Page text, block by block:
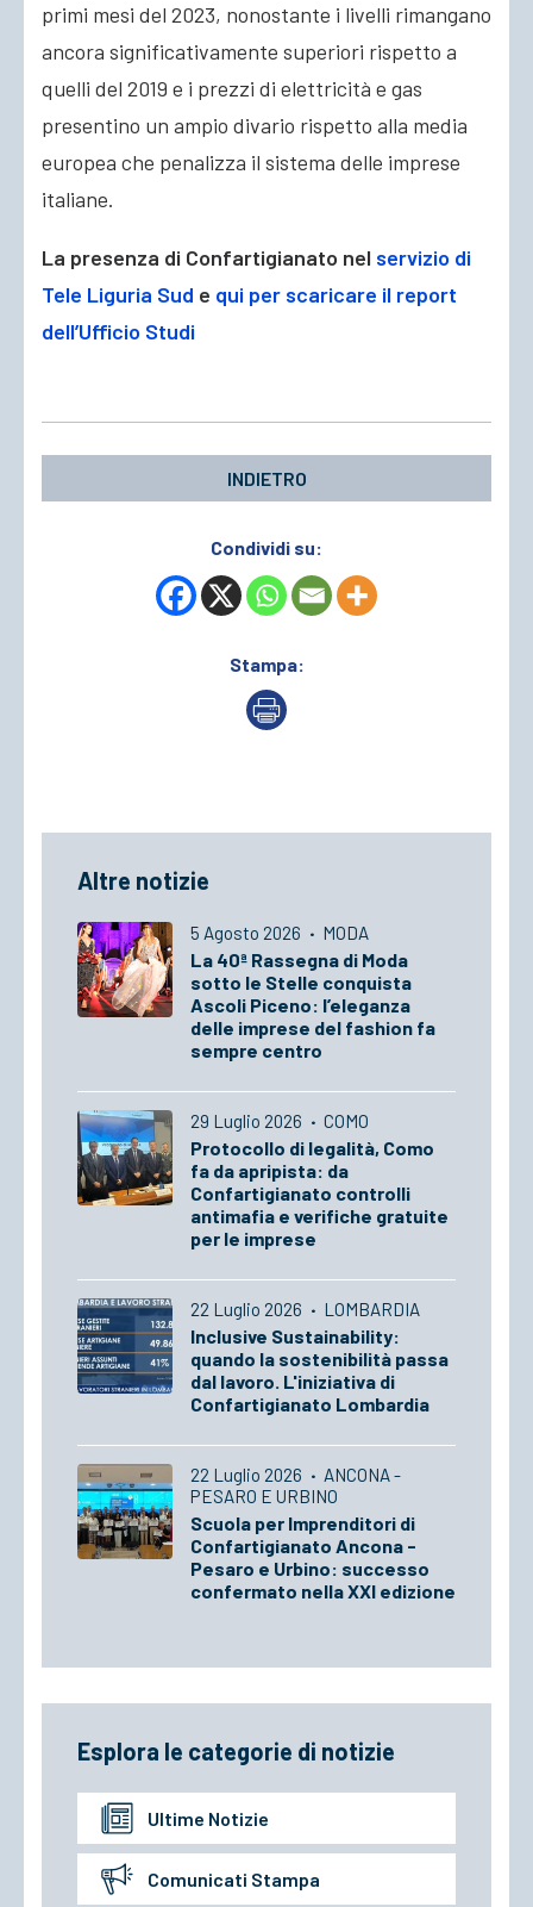
primi mesi del 2023, nonostante i livelli rimangano
ancora significativamente superiori rispetto a
quelli del 2019 e i prezzi di elettricità e gas
presentino un ampio divario rispetto alla media
europea che penalizza il sistema delle imprese
italiane.
La presenza di Confartigianato nel servizio di
Tele Liguria Sud e qui per scaricare il report
dell’Ufficio Studi
INDIETRO
Condividi su:
Stampa:
Altre notizie
5 Agosto 2026 · MODA
La 40ª Rassegna di Moda
sotto le Stelle conquista
Ascoli Piceno: l’eleganza
delle imprese del fashion fa
sempre centro
29 Luglio 2026 · COMO
Protocollo di legalità, Como
fa da apripista: da
Confartigianato controlli
antimafia e verifiche gratuite
per le imprese
22 Luglio 2026 · LOMBARDIA
Inclusive Sustainability:
quando la sostenibilità passa
dal lavoro. L'iniziativa di
Confartigianato Lombardia
22 Luglio 2026 · ANCONA -
PESARO E URBINO
Scuola per Imprenditori di
Confartigianato Ancona -
Pesaro e Urbino: successo
confermato nella XXI edizione
Esplora le categorie di notizie
Ultime Notizie
Comunicati Stampa